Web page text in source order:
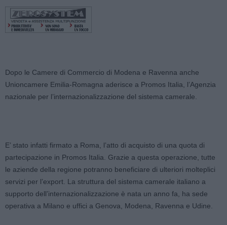
Dopo le Camere di Commercio di Modena e Ravenna anche
Unioncamere Emilia-Romagna aderisce a Promos Italia, l’Agenzia
nazionale per l’internazionalizzazione del sistema camerale.
E’ stato infatti firmato a Roma, l’atto di acquisto di una quota di
partecipazione in Promos Italia. Grazie a questa operazione, tutte
le aziende della regione potranno beneficiare di ulteriori molteplici
servizi per l’export. La struttura del sistema camerale italiano a
supporto dell’internazionalizzazione è nata un anno fa, ha sede
operativa a Milano e uffici a Genova, Modena, Ravenna e Udine.